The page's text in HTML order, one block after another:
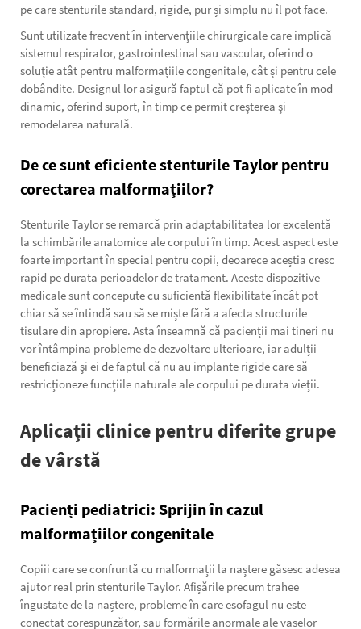
pe care stenturile standard, rigide, pur și simplu nu îl pot face.
Sunt utilizate frecvent în intervențiile chirurgicale care implică
sistemul respirator, gastrointestinal sau vascular, oferind o
soluție atât pentru malformațiile congenitale, cât și pentru cele
dobândite. Designul lor asigură faptul că pot fi aplicate în mod
dinamic, oferind suport, în timp ce permit creșterea și
remodelarea naturală.
De ce sunt eficiente stenturile Taylor pentru
corectarea malformațiilor?
Stenturile Taylor se remarcă prin adaptabilitatea lor excelentă
la schimbările anatomice ale corpului în timp. Acest aspect este
foarte important în special pentru copii, deoarece aceștia cresc
rapid pe durata perioadelor de tratament. Aceste dispozitive
medicale sunt concepute cu suficientă flexibilitate încât pot
chiar să se întindă sau să se miște fără a afecta structurile
tisulare din apropiere. Asta înseamnă că pacienții mai tineri nu
vor întâmpina probleme de dezvoltare ulterioare, iar adulții
beneficiază și ei de faptul că nu au implante rigide care să
restricționeze funcțiile naturale ale corpului pe durata vieții.
Aplicații clinice pentru diferite grupe
de vârstă
Pacienți pediatrici: Sprijin în cazul
malformațiilor congenitale
Copiii care se confruntă cu malformații la naștere găsesc adesea
ajutor real prin stenturile Taylor. Afișările precum trahee
îngustate de la naștere, probleme în care esofagul nu este
conectat corespunzător, sau formările anormale ale vaselor